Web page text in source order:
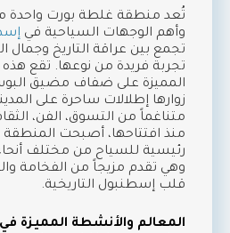
تُعد منطقة غلطة بورت واحدة
وأهم الوجهات السياحية في
تجمع بين عراقة التاريخ وجمال
تجربة فريدة من نوعها. تقع
المميزة على ضفاف مضيق
زوارها إطلالات ساحرة على
متناغماً من التسوق، الفن،
منذ افتتاحها، أصبحت
رئيسية للسياح من مختلف
وهي تقدم مزيجاً من الفخامة
قلب إسطنبول التاريخية.
المعالم والأنشطة المميزة